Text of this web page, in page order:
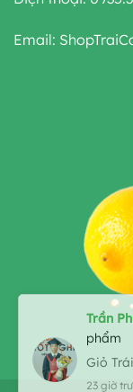
Email:
Trần
phẩm
Giỏ
23 giờ